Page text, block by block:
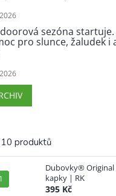
sezóna
pro slunce, žaludek i
produktů
Dubovky® Original
kapky | RK
395 Kč